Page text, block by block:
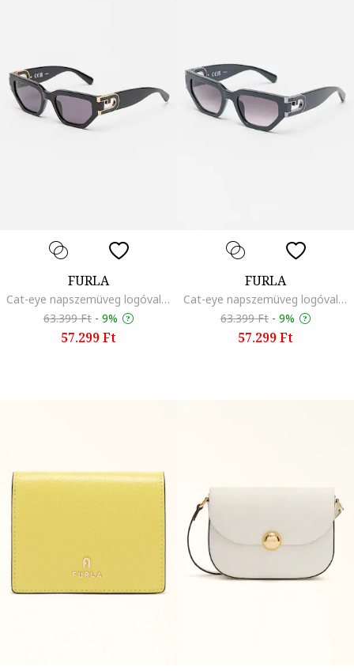
FURLA
Cat-eye napszemüveg logóval, Fekete
63.399 Ft - 9%
57.299 Ft
FURLA
Cat-eye napszemüveg logóval, Szénszürke
63.399 Ft - 9%
57.299 Ft